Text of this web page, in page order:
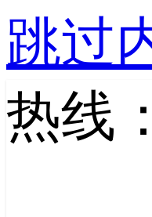
跳过
热线